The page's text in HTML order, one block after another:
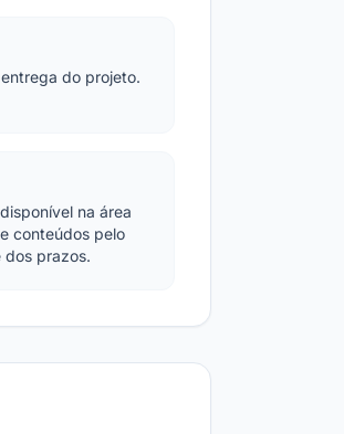
do projeto.
na área
conteúdos pelo
dos prazos.